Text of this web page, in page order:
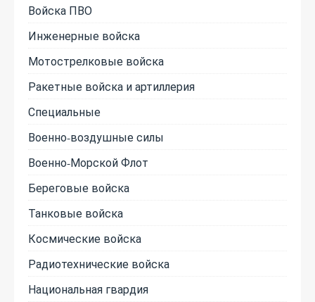
Войска ПВО
Инженерные войска
Мотострелковые войска
Ракетные войска и артиллерия
Специальные
Военно-воздушные силы
Военно-Морской Флот
Береговые войска
Танковые войска
Космические войска
Радиотехнические войска
Национальная гвардия